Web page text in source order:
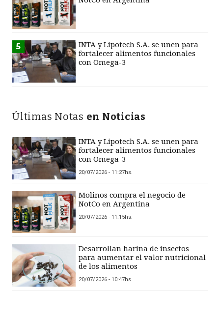
5
INTA y Lipotech S.A. se unen para
fortalecer alimentos funcionales
con Omega-3
Últimas Notas en Noticias
INTA y Lipotech S.A. se unen para
fortalecer alimentos funcionales
con Omega-3
20/07/2026 - 11:27hs.
Molinos compra el negocio de
NotCo en Argentina
20/07/2026 - 11:15hs.
Desarrollan harina de insectos
para aumentar el valor nutricional
de los alimentos
20/07/2026 - 10:47hs.